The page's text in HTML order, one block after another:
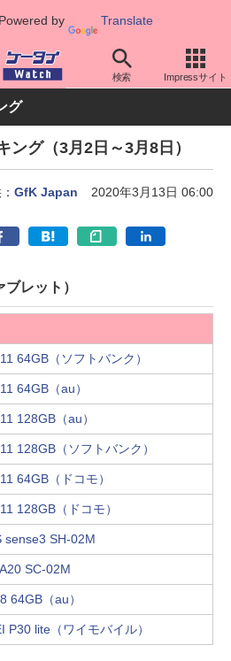
by Translate
検索 Impressサイト
調査
グ
ング（3月2日～3月8日）
GfK Japan 2020年3月13日 06:00
レット）
64GB（ソフトバンク）
64GB（au）
128GB（au）
128GB（ソフトバンク）
64GB（ドコモ）
128GB（ドコモ）
sense3 SH-02M
SC-02M
64GB（au）
P30 lite（ワイモバイル）